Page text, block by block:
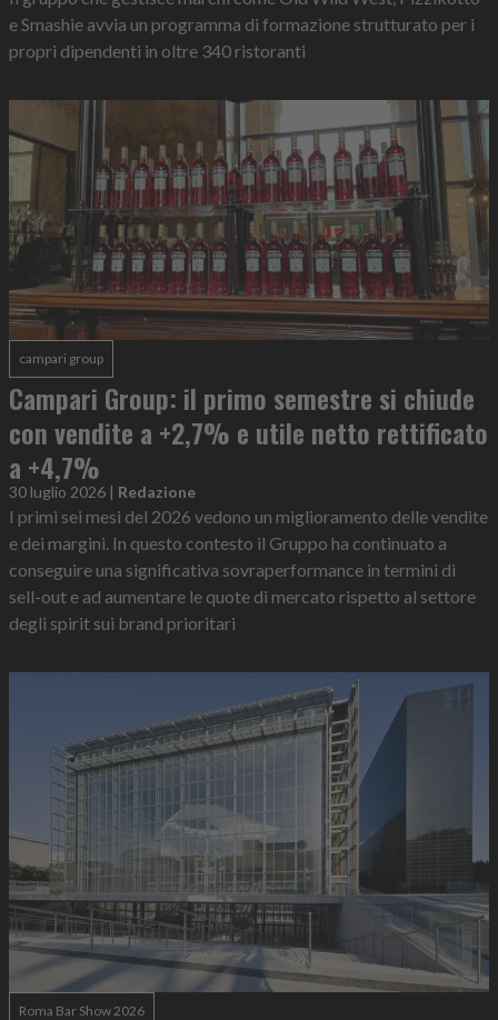
e Smashie avvia un programma di formazione strutturato per i
propri dipendenti in oltre 340 ristoranti
campari group
Campari Group: il primo semestre si chiude
con vendite a +2,7% e utile netto rettificato
a +4,7%
30 luglio 2026 | Redazione
I primi sei mesi del 2026 vedono un miglioramento delle vendite
e dei margini. In questo contesto il Gruppo ha continuato a
conseguire una significativa sovraperformance in termini di
sell-out e ad aumentare le quote di mercato rispetto al settore
degli spirit sui brand prioritari
Roma Bar Show 2026